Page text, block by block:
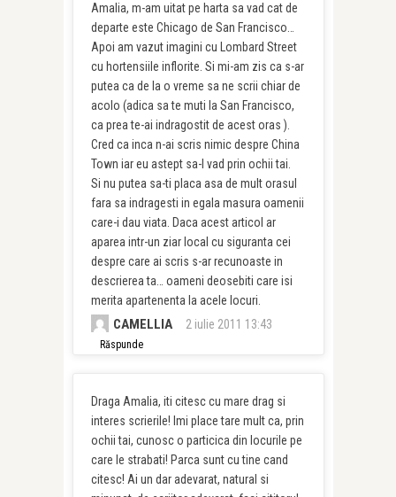
Amalia, m-am uitat pe harta sa vad cat de
departe este Chicago de San Francisco…
Apoi am vazut imagini cu Lombard Street
cu hortensiile inflorite. Si mi-am zis ca s-ar
putea ca de la o vreme sa ne scrii chiar de
acolo (adica sa te muti la San Francisco,
ca prea te-ai indragostit de acest oras ).
Cred ca inca n-ai scris nimic despre China
Town iar eu astept sa-l vad prin ochii tai.
Si nu putea sa-ti placa asa de mult orasul
fara sa indragesti in egala masura oamenii
care-i dau viata. Daca acest articol ar
aparea intr-un ziar local cu siguranta cei
despre care ai scris s-ar recunoaste in
descrierea ta… oameni deosebiti care isi
merita apartenenta la acele locuri.
CAMELLIA 2 iulie 2011 13:43
Răspunde
Draga Amalia, iti citesc cu mare drag si
interes scrierile! Imi place tare mult ca, prin
ochii tai, cunosc o particica din locurile pe
care le strabati! Parca sunt cu tine cand
citesc! Ai un dar adevarat, natural si